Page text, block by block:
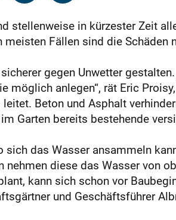
stellenweise in kürzester Zeit
Fällen sind die Schäden
gegen Unwetter
anlegen“, rät Eric
Beton und Asphalt
Garten bereits bestehende
das Wasser ansammeln
diese das Wasser von
kann sich schon vor
und Geschäftsführer